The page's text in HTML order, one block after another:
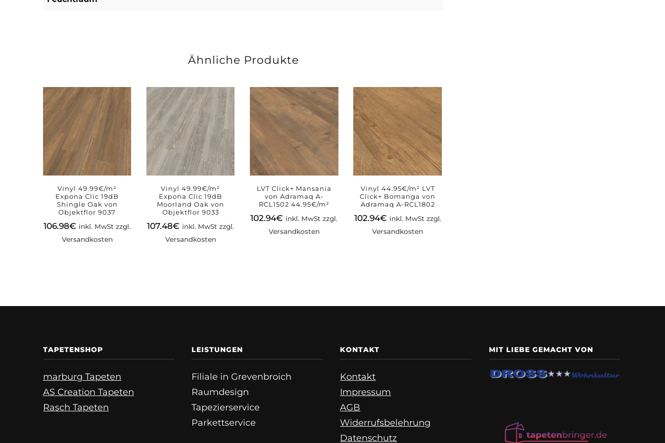
Ähnliche Produkte
Vinyl 49.99€/m²
Expona Clic 19dB
Shingle Oak von
Objektflor 9037
106.98€ inkl. MwSt zzgl.
Versandkosten
Vinyl 49.99€/m²
Expona Clic 19dB
Moorland Oak von
Objektflor 9033
107.48€ inkl. MwSt zzgl.
Versandkosten
LVT Click+ Mansania
von Adramaq A-
RCL1502 44.95€/m²
102.94€ inkl. MwSt zzgl.
Versandkosten
Vinyl 44.95€/m² LVT
Click+ Bomanga von
Adramaq A-RCL1802
102.94€ inkl. MwSt zzgl.
Versandkosten
TAPETENSHOP
marburg Tapeten
AS Creation Tapeten
Rasch Tapeten
LEISTUNGEN
Filiale in Grevenbroich
Raumdesign
Tapezierservice
Parkettservice
KONTAKT
Kontakt
Impressum
AGB
Widerrufsbelehrung
Datenschutz
MIT LIEBE GEMACHT VON